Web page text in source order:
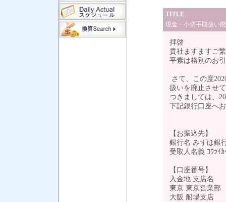
TITLE
現金・小切手取扱い
拝啓
貴社ますますご
平素は格別のお
さて、この度
扱いを廃止させ
つきましては、
下記銀行口座へ
【お振込先】
銀行名 みずほ銀
受取人名義 ｺｳﾗｲｶ
【口座番号】
入金地 支店
東京 東京営業部
大阪 船場支店 (